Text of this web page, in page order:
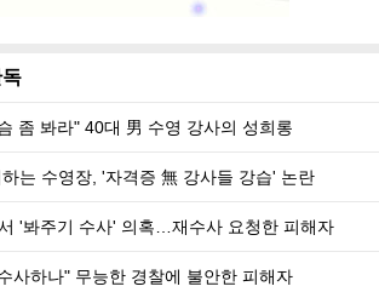
좀 봐라" 40대 男 수영 강사의 성희롱
는 수영장, '자격증 無 강사들 강습' 논란
'봐주기 수사' 의혹…재수사 요청한 피해자
사하나" 무능한 경찰에 불안한 피해자